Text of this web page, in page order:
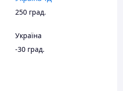
250 град.
Україна
-30 град.